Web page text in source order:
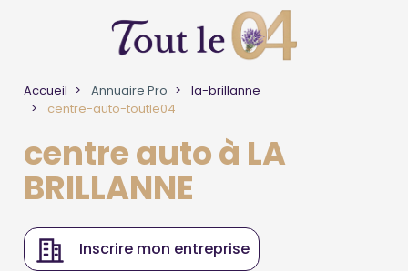
Accueil Annuaire Pro
la-brillanne
centre-auto-toutle04
centre auto à LA
BRILLANNE
Inscrire mon entreprise